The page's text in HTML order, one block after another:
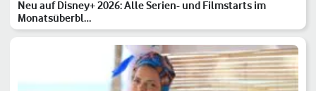
Neu auf Disney+ 2026: Alle Serien- und Filmstarts im
Monatsüberbl…